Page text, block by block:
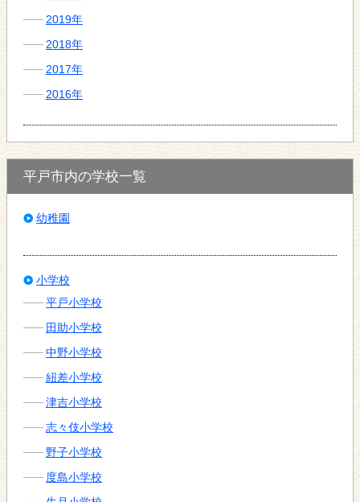
2019年
2018年
2017年
2016年
平戸市内の学校一覧
幼稚園
小学校
平戸小学校
田助小学校
中野小学校
紐差小学校
津吉小学校
志々伎小学校
野子小学校
度島小学校